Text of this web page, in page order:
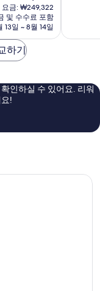
재
요
금
₩213,341
요금: ₩249,322
및 수수료 포함
13일 ~ 8월 14일
팔
역
사
매
요,
이
하기
인하실 수 있어요. 리워
!